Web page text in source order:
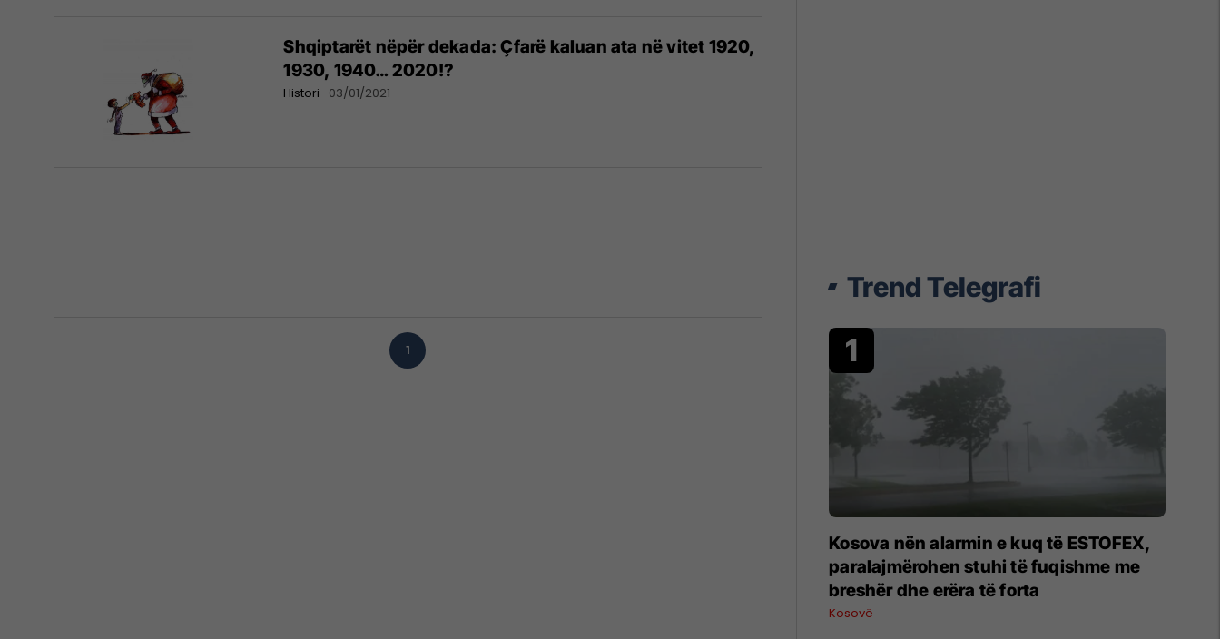
Shqiptarët nëpër dekada: Çfarë kaluan ata në vitet 1920,
1930, 1940… 2020!?
Histori 03/01/2021
1
Trend Telegrafi
Kosova nën alarmin e kuq të ESTOFEX,
paralajmërohen stuhi të fuqishme me
breshër dhe erëra të forta
Kosovë